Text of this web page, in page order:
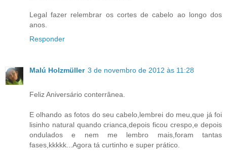
Legal fazer relembrar os cortes de cabelo ao longo dos
anos.
Responder
Malú Holzmüller 3 de novembro de 2012 às 11:28
Feliz Aniversário conterrânea.
E olhando as fotos do seu cabelo,lembrei do meu,que já foi
lisinho natural quando crianca,depois ficou crespo,e depois
ondulados e nem me lembro mais,foram tantas
fases,kkkkk...Agora tá curtinho e super prático.